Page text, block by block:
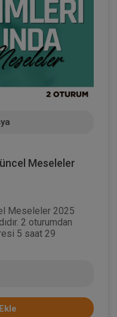
Meseleler
Meseleler 2025
2 oturumdan
5 saat 29